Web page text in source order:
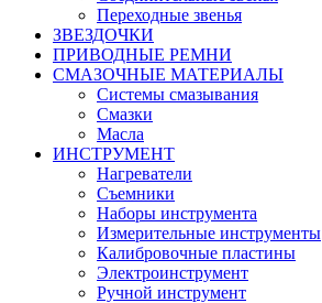
Переходные звенья
ЗВЕЗДОЧКИ
ПРИВОДНЫЕ РЕМНИ
СМАЗОЧНЫЕ МАТЕРИАЛЫ
Системы смазывания
Смазки
Масла
ИНСТРУМЕНТ
Нагреватели
Съемники
Наборы инструмента
Измерительные инструменты
Калибровочные пластины
Электроинструмент
Ручной инструмент